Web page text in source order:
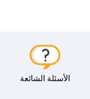
الأسئلة الشائعة